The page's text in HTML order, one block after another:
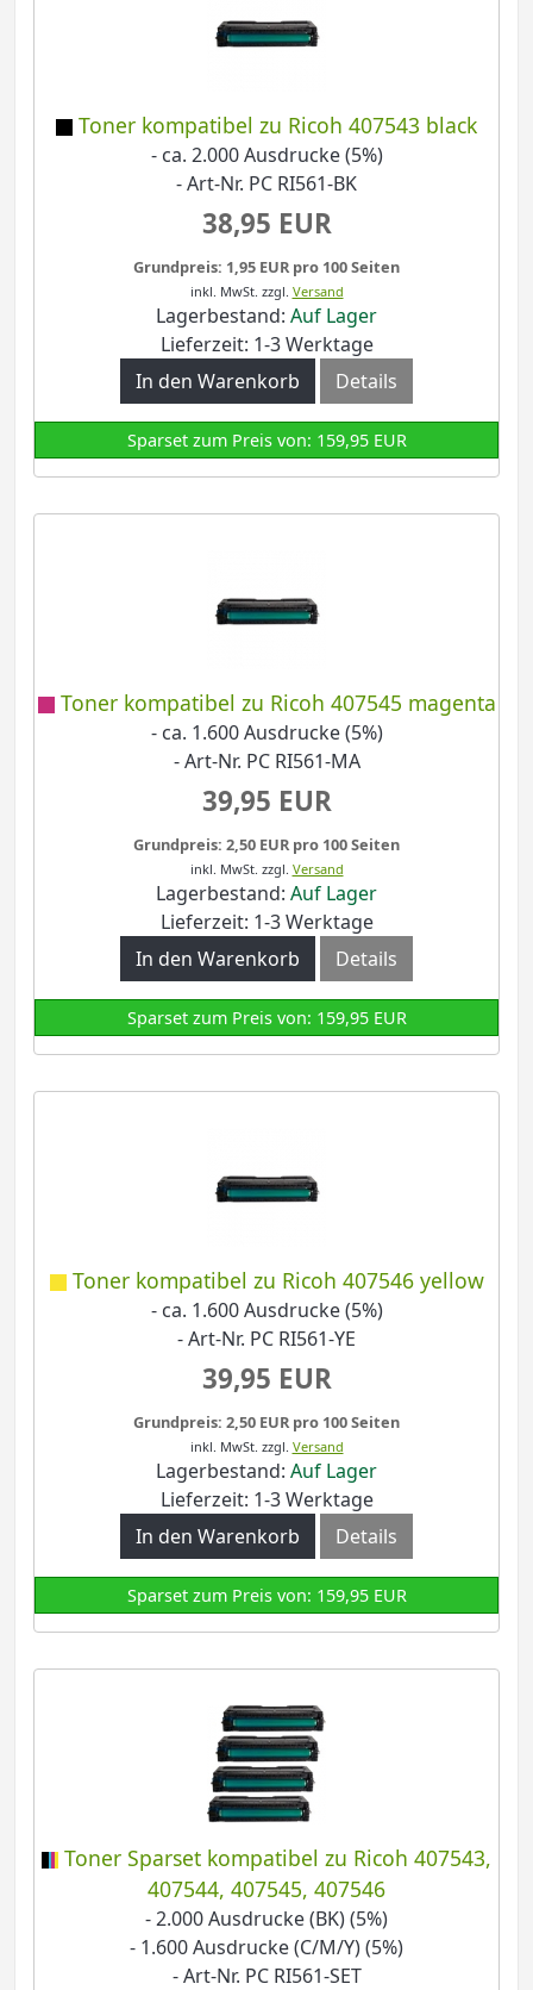
Toner kompatibel zu Ricoh 407543 black
- ca. 2.000 Ausdrucke (5%)
- Art-Nr. PC RI561-BK
38,95 EUR
Grundpreis: 1,95 EUR pro 100 Seiten
inkl. MwSt. zzgl. Versand
Lagerbestand: Auf Lager
Lieferzeit: 1-3 Werktage
In den Warenkorb
Details
Sparset zum Preis von: 159,95 EUR
Toner kompatibel zu Ricoh 407545 magenta
- ca. 1.600 Ausdrucke (5%)
- Art-Nr. PC RI561-MA
39,95 EUR
Grundpreis: 2,50 EUR pro 100 Seiten
inkl. MwSt. zzgl. Versand
Lagerbestand: Auf Lager
Lieferzeit: 1-3 Werktage
In den Warenkorb
Details
Sparset zum Preis von: 159,95 EUR
Toner kompatibel zu Ricoh 407546 yellow
- ca. 1.600 Ausdrucke (5%)
- Art-Nr. PC RI561-YE
39,95 EUR
Grundpreis: 2,50 EUR pro 100 Seiten
inkl. MwSt. zzgl. Versand
Lagerbestand: Auf Lager
Lieferzeit: 1-3 Werktage
In den Warenkorb
Details
Sparset zum Preis von: 159,95 EUR
Toner Sparset kompatibel zu Ricoh 407543,
407544, 407545, 407546
- 2.000 Ausdrucke (BK) (5%)
- 1.600 Ausdrucke (C/M/Y) (5%)
- Art-Nr. PC RI561-SET